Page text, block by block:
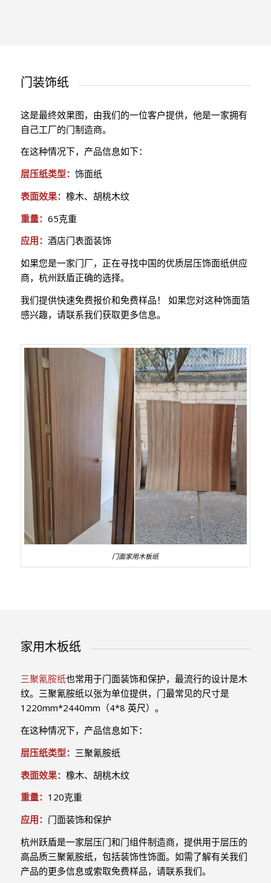
门装饰纸
这是最终效果图，由我们的一位客户提供，他是一家拥有
自己工厂的门制造商。
在这种情况下，产品信息如下：
层压纸类型： 饰面纸
表面效果： 橡木、胡桃木纹
重量： 65克重
应用： 酒店门表面装饰
如果您是一家门厂，正在寻找中国的优质层压饰面纸供应
商，杭州跃盾正确的选择。
我们提供快速免费报价和免费样品！ 如果您对这种饰面箔
感兴趣，请联系我们获取更多信息。
门面家用木板纸
家用木板纸
三聚氰胺纸也常用于门面装饰和保护，最流行的设计是木
纹。三聚氰胺纸以张为单位提供，门最常见的尺寸是
1220mm*2440mm（4*8 英尺）。
在这种情况下，产品信息如下：
层压纸类型： 三聚氰胺纸
表面效果：橡木、胡桃木纹
重量： 120克重
应用： 门面装饰和保护
杭州跃盾是一家层压门和门组件制造商，提供用于层压的
高品质三聚氰胺纸，包括装饰性饰面。如需了解有关我们
产品的更多信息或索取免费样品，请联系我们。